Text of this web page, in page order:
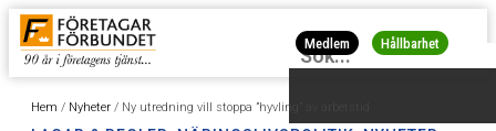
Medlem Hållbarhet
Hem / Nyheter / Ny utredning vill stoppa ”hyvling” av arbetstid